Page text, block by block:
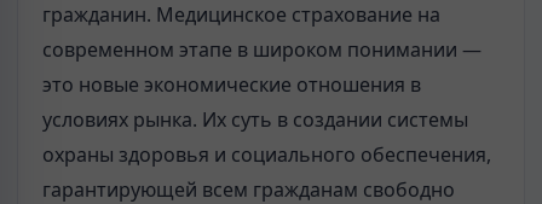
гражданин. Медицинское страхование на
современном этапе в широком понимании —
это новые экономические отношения в
условиях рынка. Их суть в создании системы
охраны здоровья и социального обеспечения,
гарантирующей всем гражданам свободно